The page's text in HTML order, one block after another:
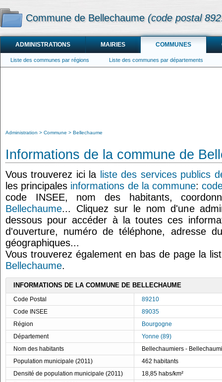
Commune de Bellechaume (code postal
ADMINISTRATIONS MAIRIES COMMUNES
Liste des communes par régions Liste des communes par départements
Administration Commune Bellechaume
Informations de la commune de
Vous trouverez ici la liste des services publics
les principales informations de la commune:
code INSEE, nom des habitants,
Bellechaume... Cliquez sur le nom d'une
dessous pour accéder à la toutes ces
d'ouverture, numéro de téléphone, adresse
géographiques...
Vous trouverez également en bas de page la
Bellechaume.
INFORMATIONS DE LA COMMUNE DE BELLECHAUME
Code Postal
89210
Code INSEE
89035
Région
Bourgogne
Département
Yonne (89)
Nom des habitants
Bellechaumiers -
Population municipale (2011)
462 habitants
Densité de population municipale (2011)
18,85 habs/km²